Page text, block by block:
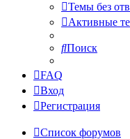
Темы без
Активные
Поиск
FAQ
Вход
Регистрация
Список форумов